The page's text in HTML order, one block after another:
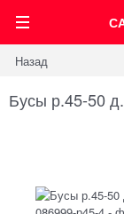
Назад
Бусы р.45-50